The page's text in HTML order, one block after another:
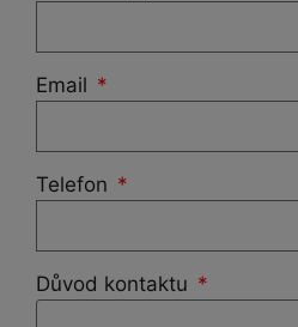
Email
Telefon
Důvod kontaktu